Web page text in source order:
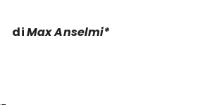
diMax Anselmi*